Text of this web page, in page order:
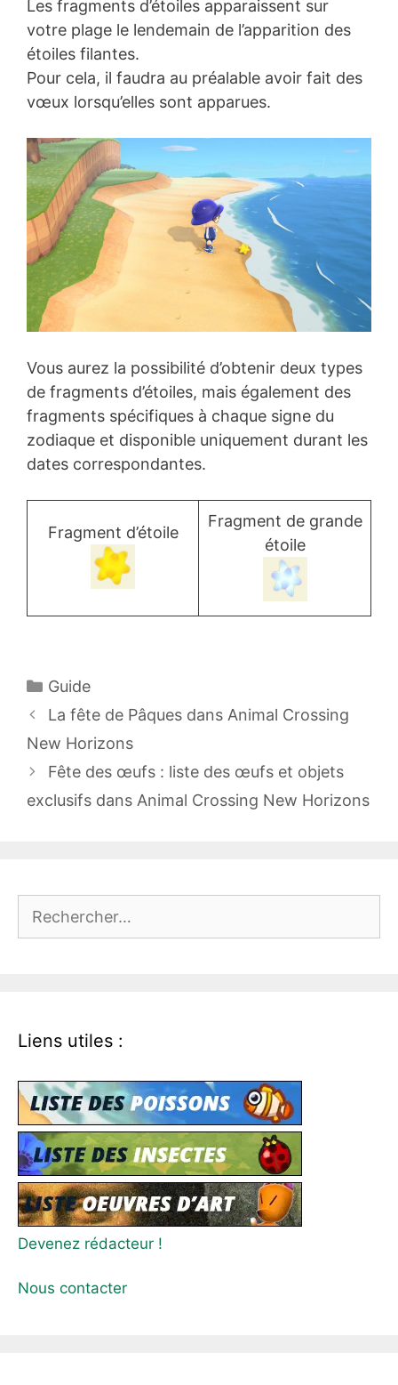
Les fragments d’étoiles apparaissent sur
votre plage le lendemain de l’apparition des
étoiles filantes.
Pour cela, il faudra au préalable avoir fait des
vœux lorsqu’elles sont apparues.
Vous aurez la possibilité d’obtenir deux types
de fragments d’étoiles, mais également des
fragments spécifiques à chaque signe du
zodiaque et disponible uniquement durant les
dates correspondantes.
Fragment d’étoile
Fragment de grande
étoile
Catégories
Guide
La fête de Pâques dans Animal Crossing
New Horizons
Fête des œufs : liste des œufs et objets
exclusifs dans Animal Crossing New Horizons
Liens utiles :
Devenez rédacteur !
Nous contacter